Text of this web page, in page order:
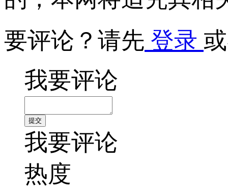
要评论？请先 登录
我要评论
我要评论
热度